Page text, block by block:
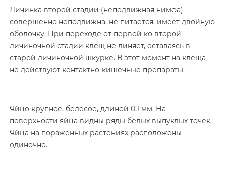
Личинка второй стадии (неподвижная нимфа)
совершенно неподвижна, не питается, имеет двойную
оболочку. При переходе от первой ко второй
личиночной стадии клещ не линяет, оставаясь в
старой личиночной шкурке. В этот момент на клеща
не действуют контактно-кишечные препараты.
Яйцо крупное, белёсое, длиной 0,1 мм. На
поверхности яйца видны ряды белых выпуклых точек.
Яйца на пораженных растениях расположены
одиночно.